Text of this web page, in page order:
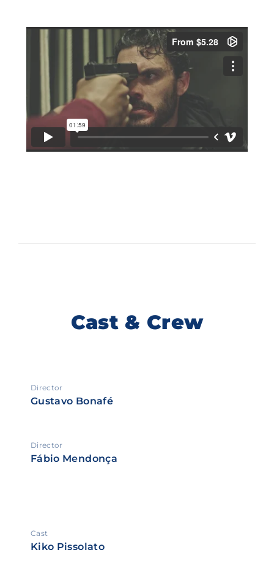
Cast & Crew
Director
Gustavo Bonafé
Director
Fábio Mendonça
Cast
Kiko Pissolato